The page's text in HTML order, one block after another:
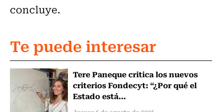
concluye.
Te puede interesar
Tere Paneque critica los nuevos
criterios Fondecyt: “¿Por qué el
Estado está...